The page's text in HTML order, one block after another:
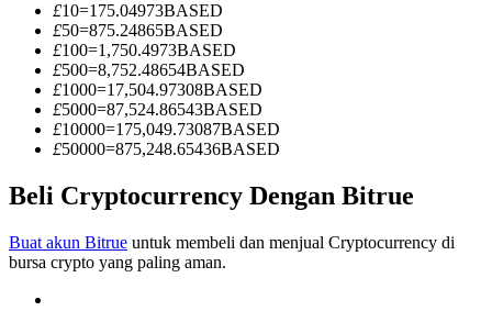
Informasi
Analisis data besar termasuk info perdagangan, dll.
£10=175.04973BASED
£50=875.24865BASED
£100=1,750.4973BASED
£500=8,752.48654BASED
£1000=17,504.97308BASED
£5000=87,524.86543BASED
£10000=175,049.73087BASED
£50000=875,248.65436BASED
Beli Cryptocurrency Dengan Bitrue
Buat akun Bitrue untuk membeli dan menjual Cryptocurrency di
bursa crypto yang paling aman.